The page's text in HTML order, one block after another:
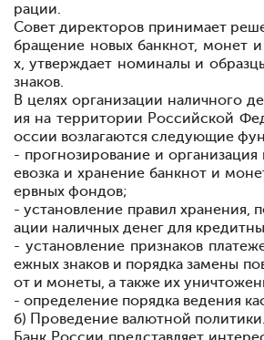
рации.
Совет директоров принимает
бращение новых банкнот, монет
х, утверждает номиналы и
знаков.
В целях организации наличного
ия на территории Российской
оссии возлагаются следующие
- прогнозирование и организация
евозка и хранение банкнот и
ервных фондов;
- установление правил хранения,
ации наличных денег для
- установление признаков
ежных знаков и порядка замены
от и монеты, а также их
- определение порядка ведения
б) Проведение валютной политики.